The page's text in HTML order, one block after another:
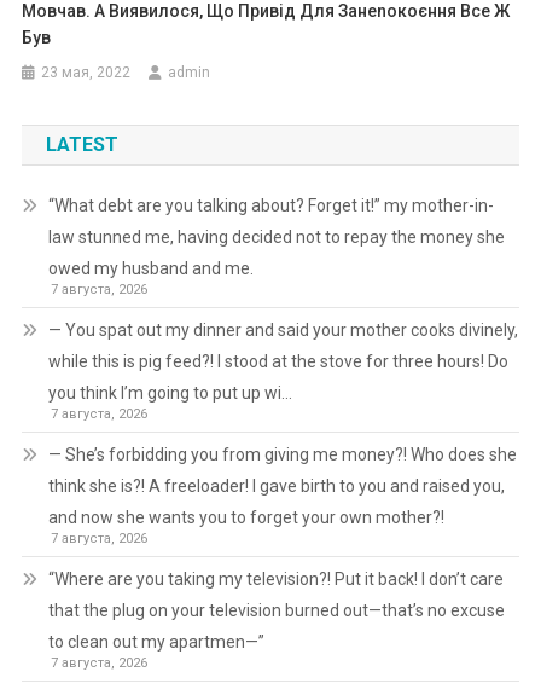
Мовчав. А Виявилося, Що Привід Для Занеnокоєння Все Ж
Був
23 мая, 2022 admin
LATEST
“What debt are you talking about? Forget it!” my mother-in-
law stunned me, having decided not to repay the money she
owed my husband and me.
7 августа, 2026
— You spat out my dinner and said your mother cooks divinely,
while this is pig feed?! I stood at the stove for three hours! Do
you think I’m going to put up wi…
7 августа, 2026
— She’s forbidding you from giving me money?! Who does she
think she is?! A freeloader! I gave birth to you and raised you,
and now she wants you to forget your own mother?!
7 августа, 2026
“Where are you taking my television?! Put it back! I don’t care
that the plug on your television burned out—that’s no excuse
to clean out my apartmen—”
7 августа, 2026